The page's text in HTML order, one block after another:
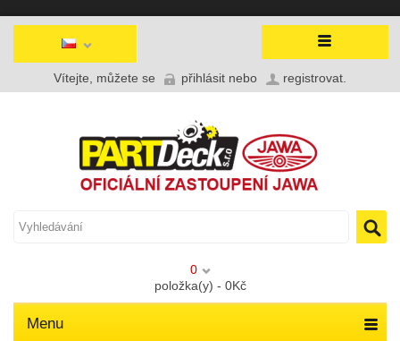
Vítejte, můžete se přihlásit nebo registrovat
0
položka(y) - 0Kč
Menu